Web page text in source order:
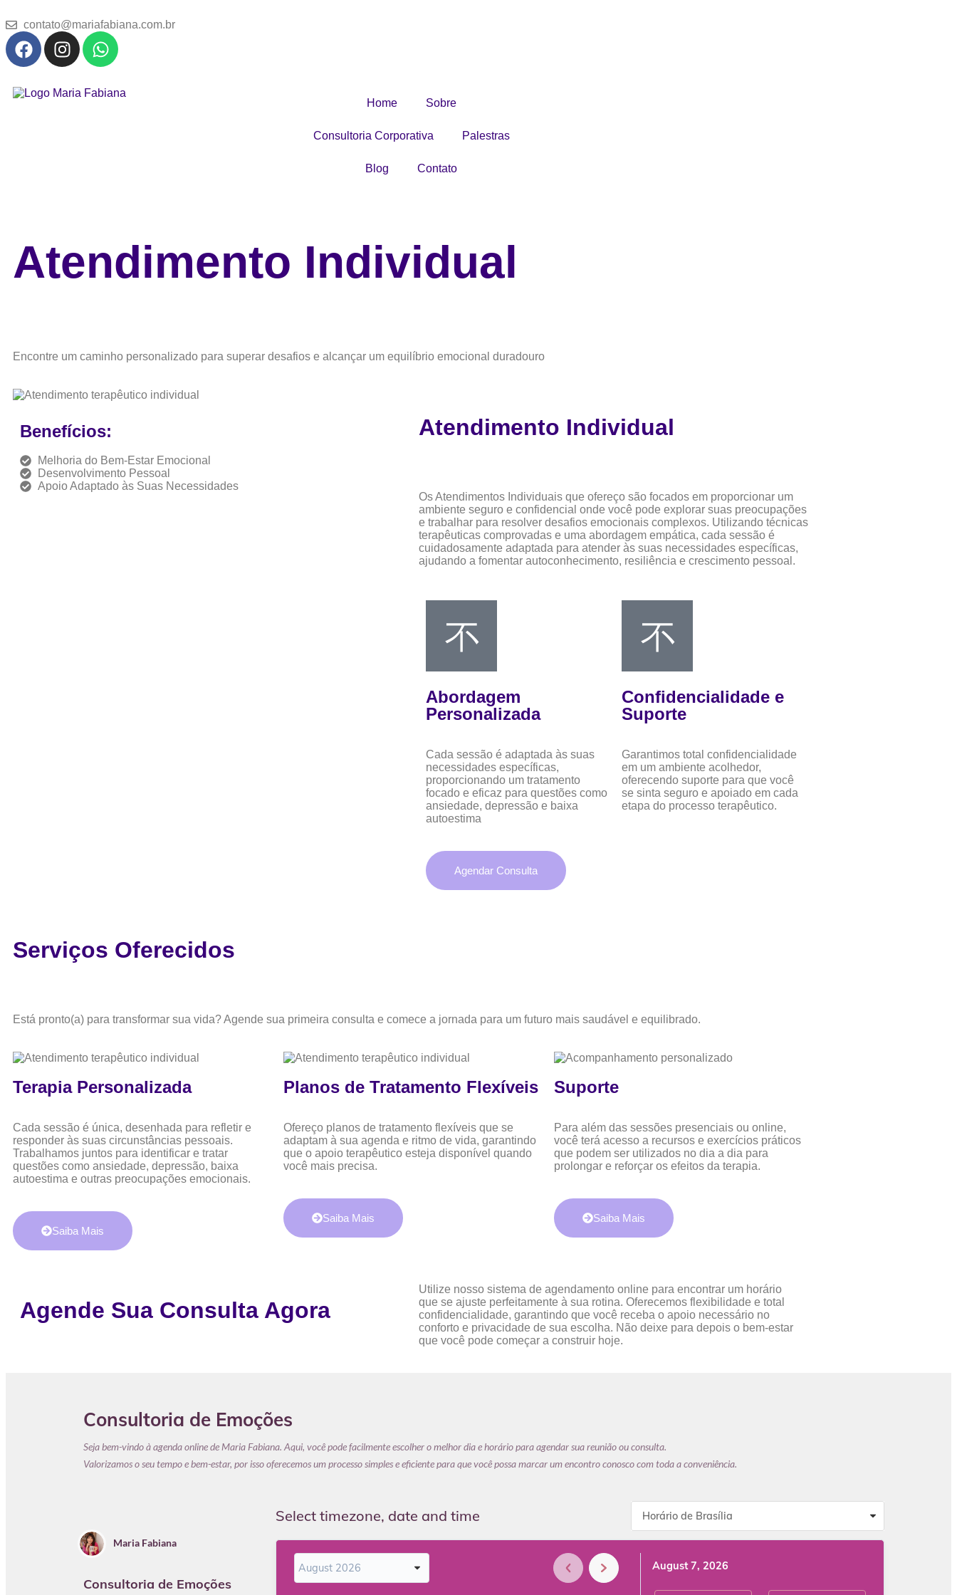
contato@mariafabiana.com.br
Home Sobre
Consultoria Corporativa Palestras
Blog Contato
Atendimento Individual
Encontre um caminho personalizado para superar desafios e alcançar um equilíbrio emocional duradouro
Benefícios:
Melhoria do Bem-Estar Emocional
Desenvolvimento Pessoal
Apoio Adaptado às Suas Necessidades
Atendimento Individual
Os Atendimentos Individuais que ofereço são focados em proporcionar um
ambiente seguro e confidencial onde você pode explorar suas preocupações
e trabalhar para resolver desafios emocionais complexos. Utilizando técnicas
terapêuticas comprovadas e uma abordagem empática, cada sessão é
cuidadosamente adaptada para atender às suas necessidades específicas,
ajudando a fomentar autoconhecimento, resiliência e crescimento pessoal.
Abordagem
Personalizada
Cada sessão é adaptada às suas
necessidades específicas,
proporcionando um tratamento
focado e eficaz para questões como
ansiedade, depressão e baixa
autoestima
Confidencialidade e
Suporte
Garantimos total confidencialidade
em um ambiente acolhedor,
oferecendo suporte para que você
se sinta seguro e apoiado em cada
etapa do processo terapêutico.
Agendar Consulta
Serviços Oferecidos
Está pronto(a) para transformar sua vida? Agende sua primeira consulta e comece a jornada para um futuro mais saudável e equilibrado.
Terapia Personalizada
Cada sessão é única, desenhada para refletir e
responder às suas circunstâncias pessoais.
Trabalhamos juntos para identificar e tratar
questões como ansiedade, depressão, baixa
autoestima e outras preocupações emocionais.
Saiba Mais
Planos de Tratamento Flexíveis
Ofereço planos de tratamento flexíveis que se
adaptam à sua agenda e ritmo de vida, garantindo
que o apoio terapêutico esteja disponível quando
você mais precisa.
Saiba Mais
Suporte
Para além das sessões presenciais ou online,
você terá acesso a recursos e exercícios práticos
que podem ser utilizados no dia a dia para
prolongar e reforçar os efeitos da terapia.
Saiba Mais
Agende Sua Consulta Agora
Utilize nosso sistema de agendamento online para encontrar um horário
que se ajuste perfeitamente à sua rotina. Oferecemos flexibilidade e total
confidencialidade, garantindo que você receba o apoio necessário no
conforto e privacidade de sua escolha. Não deixe para depois o bem-estar
que você pode começar a construir hoje.